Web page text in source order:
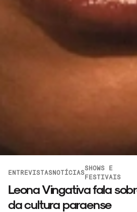
ENTREVISTASNOTÍCIAS
SHOWS E
FESTIVAIS
Leona Vingativa fala
da cultura paraense